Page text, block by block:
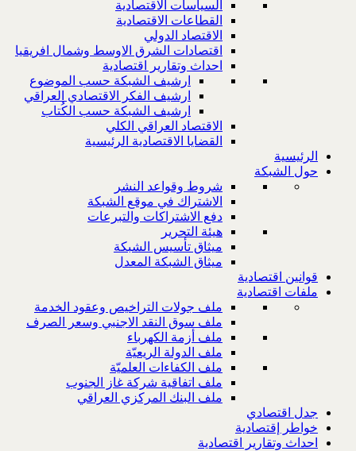
السياسات الاقتصادية
القطاعات الاقتصادية
الاقتصاد الدولي
اقتصادات الشرق الاوسط وشمال افريقيا
احداث وتقارير اقتصادية
ارشيف الشبكة حسب الموضوع
ارشيف الفكر الاقتصادي العراقي
ارشيف الشبكة حسب الكُتاب
الاقتصاد العراقي الكلي
القضايا الاقتصادية الرئيسية
الرئيسية
حول الشبكة
شروط وقواعد النشر
الاشتراك في موقع الشبكة
دفع الاشتراكات والتبرعات
هيئة التحرير
ميثاق تأسيس الشبكة
ميثاق الشبكة المعدل
قوانين اقتصادية
ملفات اقتصادية
ملف جولات التراخيص وعقود الخدمة
ملف سوق النقد الاجنبي وسعر الصرف
ملف أزمة الكهرباء
ملف الدولة الريعيّة
ملف الكفاءات العلميّة
ملف اتفاقية شركة غاز الجنوب
ملف البنك المركزي العراقي
جدل اقتصادي
خواطر إقتصادية
احداث وتقارير اقتصادية